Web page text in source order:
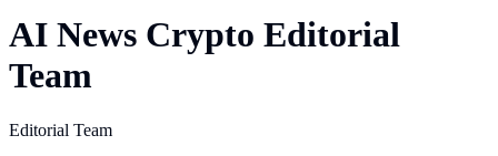
AI News Crypto Editorial
Team
Editorial Team